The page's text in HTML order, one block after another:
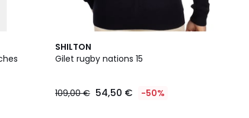
SHILTON
Gilet rugby nations 15
109,00 € 54,50 € -50%
3
Couleurs